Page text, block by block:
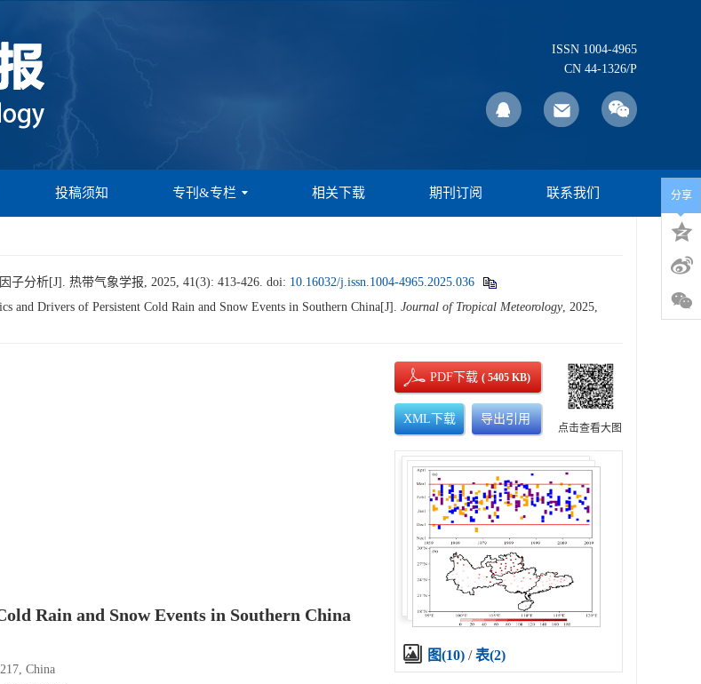
ISSN 1004-4965
CN 44-1326/P
投稿须知 专刊&专栏 相关下载 期刊订阅 联系我们
分析[J]. 热带气象学报, 2025, 41(3): 413-426. doi: 10.16032/j.issn.1004-4965.2025.036
and Drivers of Persistent Cold Rain and Snow Events in Southern China[J]. Journal of Tropical Meteorology, 2025,
Rain and Snow Events in Southern China
China
PDF下载( 5405 KB)
XML下载 导出引用
点击查看大图
图(10) /表(2)
分享